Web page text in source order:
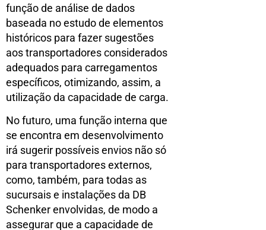
função de análise de dados
baseada no estudo de elementos
históricos para fazer sugestões
aos transportadores considerados
adequados para carregamentos
específicos, otimizando, assim, a
utilização da capacidade de carga.
No futuro, uma função interna que
se encontra em desenvolvimento
irá sugerir possíveis envios não só
para transportadores externos,
como, também, para todas as
sucursais e instalações da DB
Schenker envolvidas, de modo a
assegurar que a capacidade de